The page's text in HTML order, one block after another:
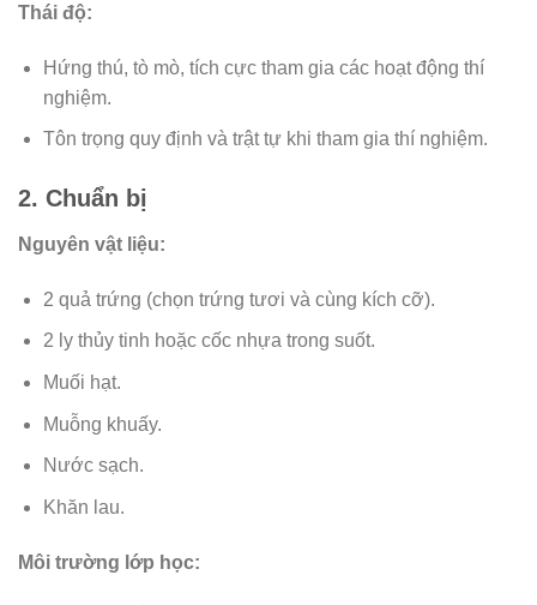
Thái độ:
Hứng thú, tò mò, tích cực tham gia các hoạt động thí
nghiệm.
Tôn trọng quy định và trật tự khi tham gia thí nghiệm.
2. Chuẩn bị
Nguyên vật liệu:
2 quả trứng (chọn trứng tươi và cùng kích cỡ).
2 ly thủy tinh hoặc cốc nhựa trong suốt.
Muối hạt.
Muỗng khuấy.
Nước sạch.
Khăn lau.
Môi trường lớp học: